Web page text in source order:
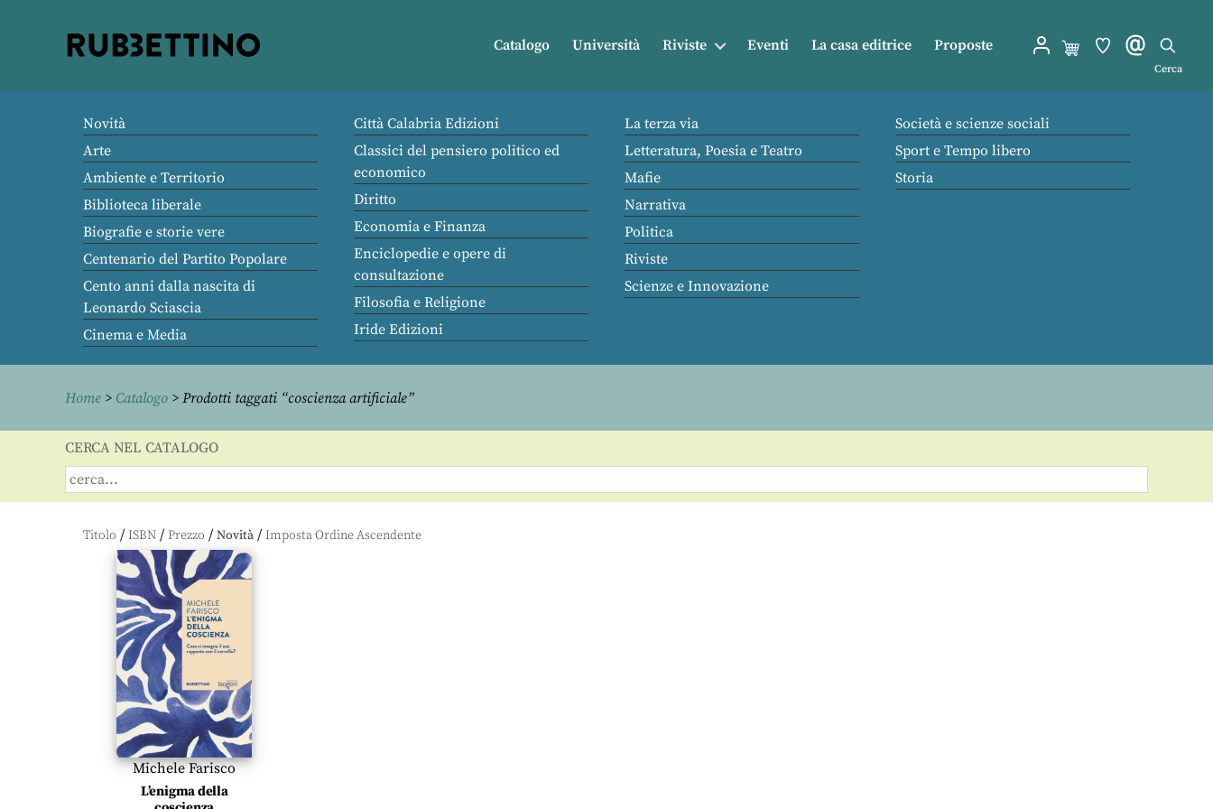
Catalogo Università Riviste Eventi La casa editrice Proposte
Cerca
Novità
Arte
Ambiente e Territorio
Biblioteca liberale
Biografie e storie vere
Centenario del Partito Popolare
Cento anni dalla nascita di
Leonardo Sciascia
Cinema e Media
Città Calabria Edizioni
Classici del pensiero politico ed
economico
Diritto
Economia e Finanza
Enciclopedie e opere di
consultazione
Filosofia e Religione
Iride Edizioni
La terza via
Letteratura, Poesia e Teatro
Mafie
Narrativa
Politica
Riviste
Scienze e Innovazione
Società e scienze sociali
Sport e Tempo libero
Storia
Home > Catalogo > Prodotti taggati “coscienza artificiale”
CERCA NEL CATALOGO
Titolo / ISBN / Prezzo / Novità /
Michele Farisco
L’enigma della